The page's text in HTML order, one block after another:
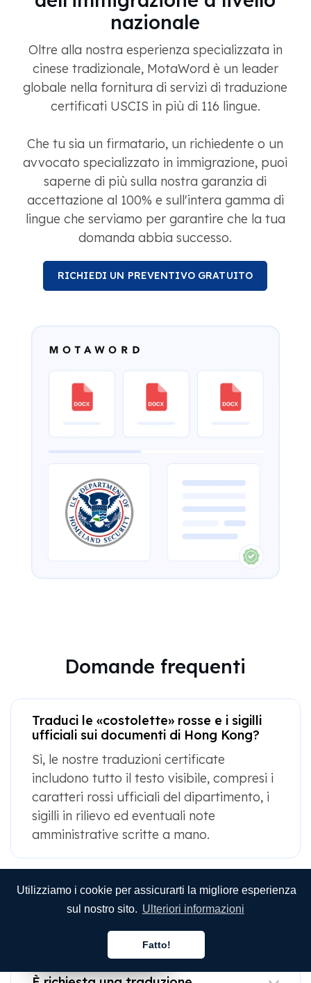
Utilizziamo i cookie per assicurarti la migliore esperienza
sul nostro sito. Ulteriori informazioni
Fatto!
nazionale
Oltre alla nostra esperienza specializzata in
cinese tradizionale, MotaWord è un leader
globale nella fornitura di servizi di traduzione
certificati USCIS in più di 116 lingue.
Che tu sia un firmatario, un richiedente o un
avvocato specializzato in immigrazione, puoi
saperne di più sulla nostra garanzia di
accettazione al 100% e sull'intera gamma di
lingue che serviamo per garantire che la tua
domanda abbia successo.
RICHIEDI UN PREVENTIVO GRATUITO
Domande frequenti
Traduci le «costolette» rosse e i sigilli
ufficiali sui documenti di Hong Kong?
Sì, le nostre traduzioni certificate
includono tutto il testo visibile, compresi i
caratteri rossi ufficiali del dipartimento, i
sigilli in rilievo ed eventuali note
amministrative scritte a mano.
Dove posso ottenere un certificato di
nascita di Hong Kong tradotto per
Italiano
Italiano
Italiano